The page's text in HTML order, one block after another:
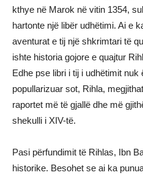
kthye në Marok në vitin 1354,
hartonte një libër udhëtimi. Ai e
aventurat e tij një shkrimtari të
ishte historia gojore e quajtur
Edhe pse libri i tij i udhëtimit
popullarizuar sot, Rihla,
raportet më të gjallë dhe më
shekulli i XIV-të.
Pasi përfundimit të Rihlas, Ibn
historike. Besohet se ai ka